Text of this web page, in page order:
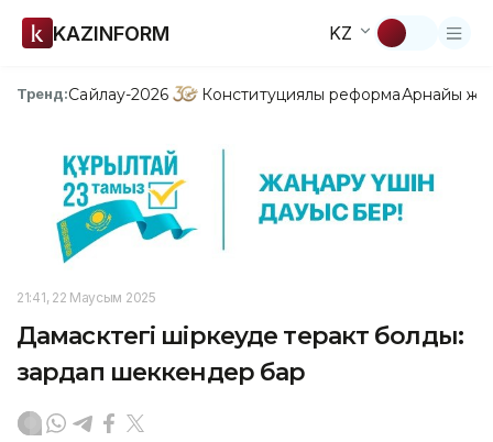
KAZINFORM KZ
Тренд:Сайлау-2026 Конституциялық реформаАрнайы
21:41, 22 Маусым 2025
Дамасктегі шіркеуде теракт болды:
зардап шеккендер бар